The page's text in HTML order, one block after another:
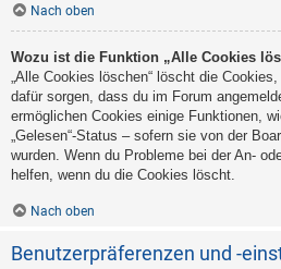
Nach oben
Wozu ist die Funktion „Alle Cookies
„Alle Cookies löschen“ löscht die
dafür sorgen, dass du im Forum
ermöglichen Cookies einige Funktionen,
„Gelesen“-Status – sofern sie von der
wurden. Wenn du Probleme bei der An-
helfen, wenn du die Cookies löscht.
Nach oben
Benutzerpräferenzen und -